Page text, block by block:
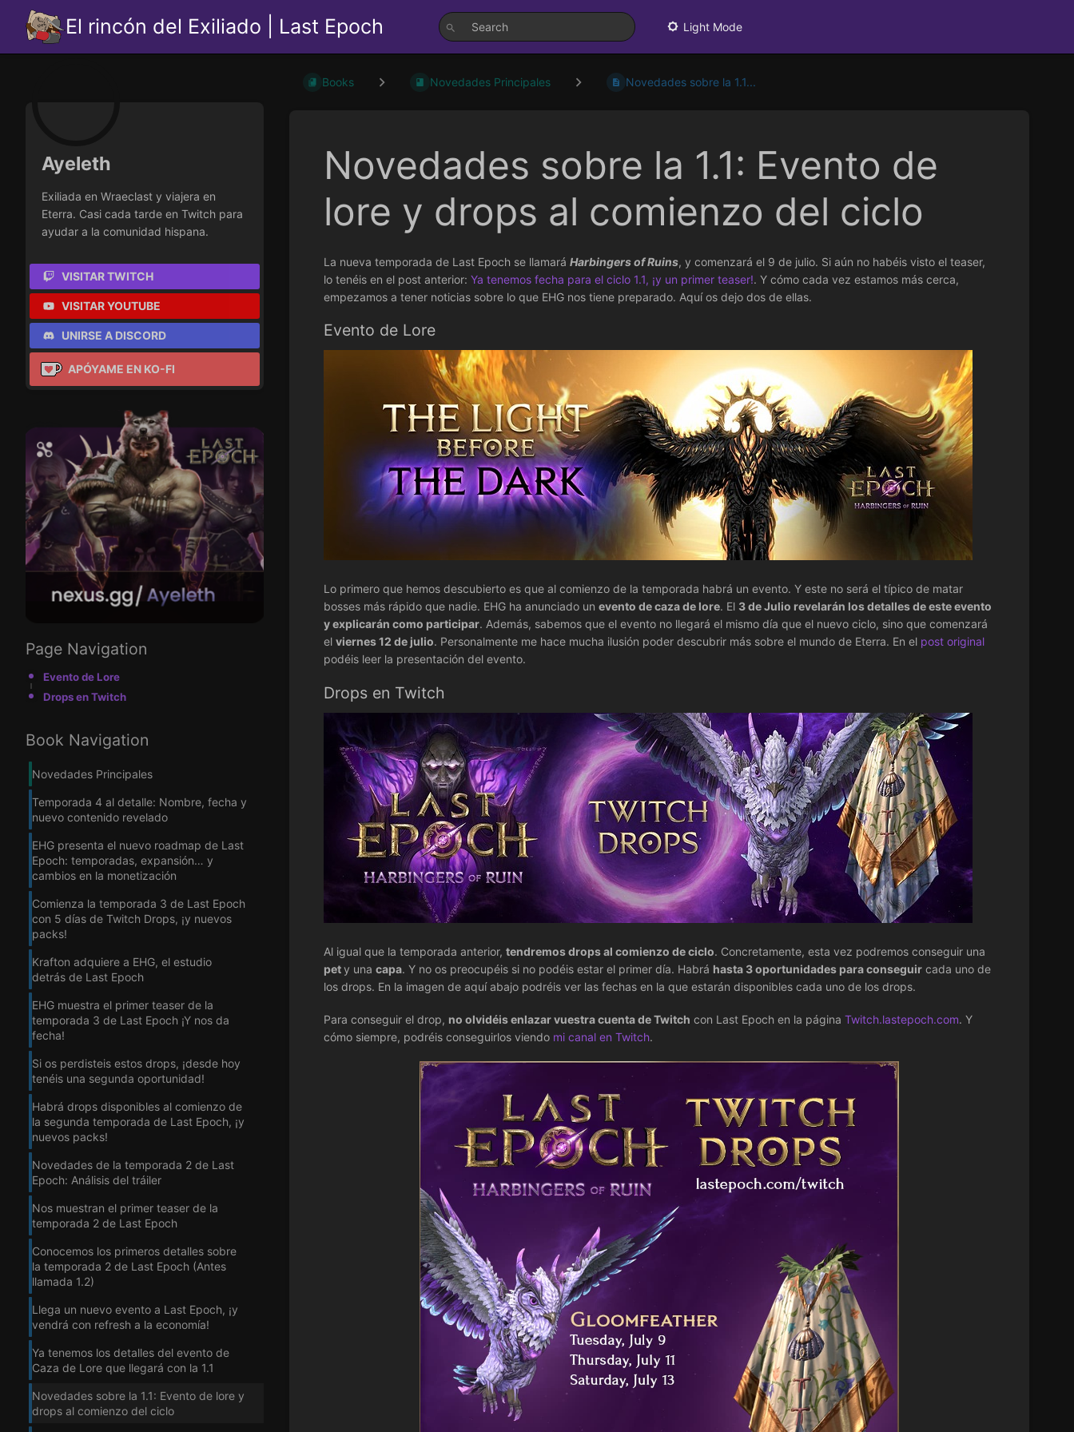
El rincón del Exiliado | Last Epoch Light Mode
Ayeleth
Exiliada en Wraeclast y viajera en
Eterra. Casi cada tarde en Twitch para
ayudar a la comunidad hispana.
VISITAR TWITCH
VISITAR YOUTUBE
UNIRSE A DISCORD
APÓYAME EN KO-FI
Page Navigation
Evento de Lore
Drops en Twitch
Book Navigation
Novedades Principales
Temporada 4 al detalle: Nombre, fecha y
nuevo contenido revelado
EHG presenta el nuevo roadmap de Last
Epoch: temporadas, expansión… y
cambios en la monetización
Comienza la temporada 3 de Last Epoch
con 5 días de Twitch Drops, ¡y nuevos
packs!
Krafton adquiere a EHG, el estudio
detrás de Last Epoch
EHG muestra el primer teaser de la
temporada 3 de Last Epoch ¡Y nos da
fecha!
Si os perdisteis estos drops, ¡desde hoy
tenéis una segunda oportunidad!
Habrá drops disponibles al comienzo de
la segunda temporada de Last Epoch, ¡y
nuevos packs!
Novedades de la temporada 2 de Last
Epoch: Análisis del tráiler
Nos muestran el primer teaser de la
temporada 2 de Last Epoch
Conocemos los primeros detalles sobre
la temporada 2 de Last Epoch (Antes
llamada 1.2)
Llega un nuevo evento a Last Epoch, ¡y
vendrá con refresh a la economía!
Ya tenemos los detalles del evento de
Caza de Lore que llegará con la 1.1
Novedades sobre la 1.1: Evento de lore y
drops al comienzo del ciclo
Books Novedades Principales Novedades sobre la 1.1...
Novedades sobre la 1.1: Evento de
lore y drops al comienzo del ciclo
La nueva temporada de Last Epoch se llamará Harbingers of Ruins, y comenzará el 9 de julio. Si aún no habéis visto el teaser,
lo tenéis en el post anterior: Ya tenemos fecha para el ciclo 1.1, ¡y un primer teaser!. Y cómo cada vez estamos más cerca,
empezamos a tener noticias sobre lo que EHG nos tiene preparado. Aquí os dejo dos de ellas.
Evento de Lore
Lo primero que hemos descubierto es que al comienzo de la temporada habrá un evento. Y este no será el típico de matar
bosses más rápido que nadie. EHG ha anunciado un evento de caza de lore. El 3 de Julio revelarán los detalles de este evento
y explicarán como participar. Además, sabemos que el evento no llegará el mismo día que el nuevo ciclo, sino que comenzará
el viernes 12 de julio. Personalmente me hace mucha ilusión poder descubrir más sobre el mundo de Eterra. En el post original
podéis leer la presentación del evento.
Drops en Twitch
Al igual que la temporada anterior, tendremos drops al comienzo de ciclo. Concretamente, esta vez podremos conseguir una
pety una capa. Y no os preocupéis si no podéis estar el primer día. Habrá hasta 3 oportunidades para conseguir cada uno de
los drops. En la imagen de aquí abajo podréis ver las fechas en la que estarán disponibles cada uno de los drops.
Para conseguir el drop, no olvidéis enlazar vuestra cuenta de Twitch con Last Epoch en la página Twitch.lastepoch.com. Y
cómo siempre, podréis conseguirlos viendo mi canal en Twitch.